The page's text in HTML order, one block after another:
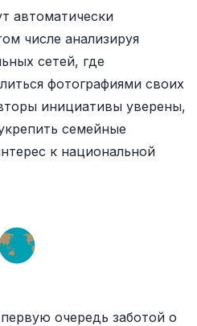
автоматически
числе анализируя
сетей, где
фотографиями своих
инициативы уверены,
семейные
к национальной
очередь заботой о